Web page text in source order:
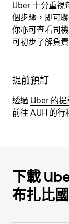
Uber 十分重視
個步驟，即可
你亦可查看司
可初步了解負
提前預訂
透過 Uber 的
前往 AUH 的行
下載
布扎比